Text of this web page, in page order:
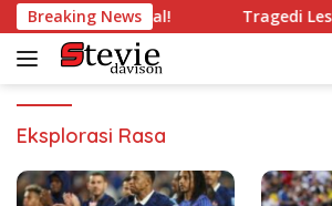
Langsung
ke
konten
Breaking News
di Semifinal! Tragedi Les
Eksplorasi Rasa